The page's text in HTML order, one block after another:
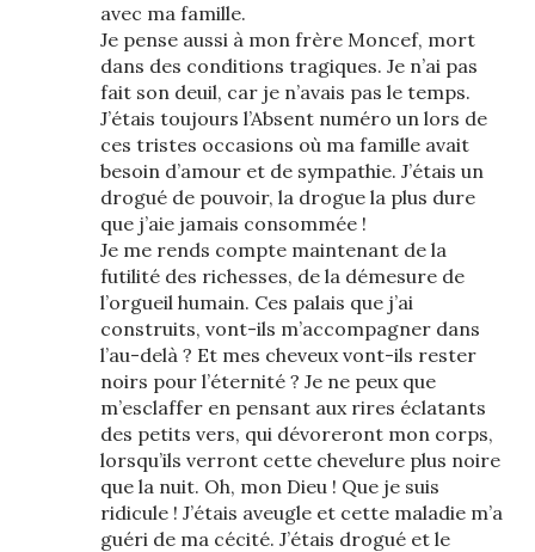
avec ma famille.
Je pense aussi à mon frère Moncef, mort
dans des conditions tragiques. Je n’ai pas
fait son deuil, car je n’avais pas le temps.
J’étais toujours l’Absent numéro un lors de
ces tristes occasions où ma famille avait
besoin d’amour et de sympathie. J’étais un
drogué de pouvoir, la drogue la plus dure
que j’aie jamais consommée !
Je me rends compte maintenant de la
futilité des richesses, de la démesure de
l’orgueil humain. Ces palais que j’ai
construits, vont-ils m’accompagner dans
l’au-delà ? Et mes cheveux vont-ils rester
noirs pour l’éternité ? Je ne peux que
m’esclaffer en pensant aux rires éclatants
des petits vers, qui dévoreront mon corps,
lorsqu’ils verront cette chevelure plus noire
que la nuit. Oh, mon Dieu ! Que je suis
ridicule ! J’étais aveugle et cette maladie m’a
guéri de ma cécité. J’étais drogué et le